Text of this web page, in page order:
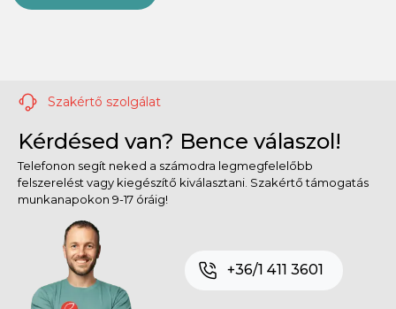
Szakértő szolgálat
Kérdésed van? Bence válaszol!
Telefonon segít neked a számodra legmegfelelőbb
felszerelést vagy kiegészítő kiválasztani. Szakértő támogatás
munkanapokon 9-17 óráig!
+36/1 411 3601